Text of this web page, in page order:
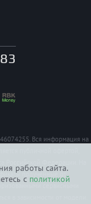
работы сайта.
с политикой
Вся информация на
Российской Федерации. На
полученные от
сервисными
в зависимости от модели.